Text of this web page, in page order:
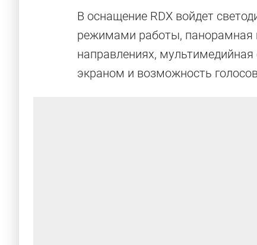
В оснащение RDX войдет
режимами работы, панорамная
направлениях,
экраном и возможность